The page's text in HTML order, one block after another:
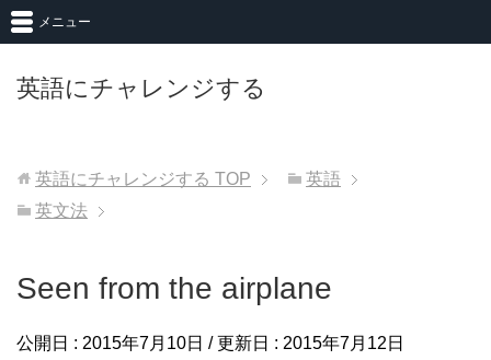
英語にチャレンジする
メニュー
英語にチャレンジする TOP
英語
英文法
Seen from the airplane
公開日 : 2015年7月10日 / 更新日 : 2015年7月12日